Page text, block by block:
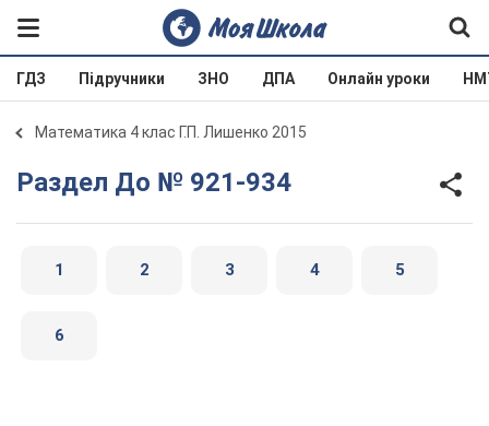
ГДЗ Підручники ЗНО ДПА Онлайн уроки
Математика 4 клас Г.П. Лишенко 2015
Раздел До № 921-934
1 2 3 4 5
6